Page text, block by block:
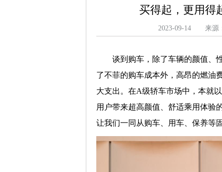
买得起，更用得
2023-09-14 来源
谈到购车，除了车辆的颜值、
了不菲的购车成本外，高昂的燃油
大支出。在A级轿车市场中，本就
用户带来超高颜值、舒适乘用体验
让我们一同从购车、用车、保养等